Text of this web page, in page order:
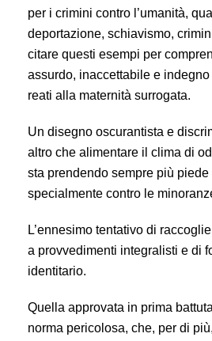
per i crimini contro l’umanità,
deportazione, schiavismo,
citare questi esempi per
assurdo, inaccettabile e
reati alla maternità surrogata.
Un disegno oscurantista e
altro che alimentare il clima di
sta prendendo sempre più piede
specialmente contro le
L’ennesimo tentativo di
a provvedimenti integralisti e di
identitario.
Quella approvata in prima
norma pericolosa, che, per di